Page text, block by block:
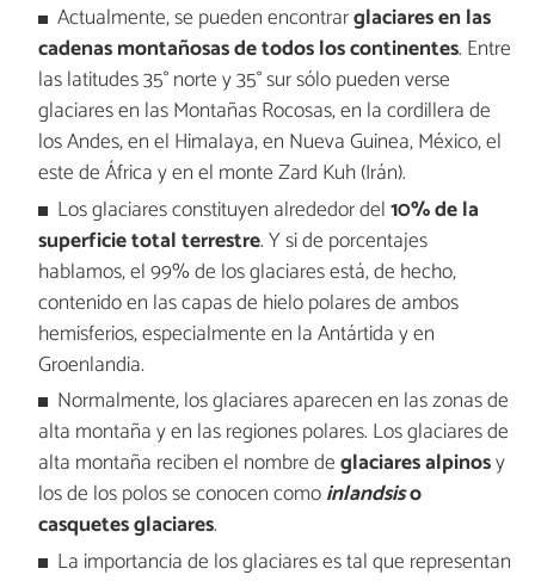
Actualmente, se pueden encontrarglaciares en las
cadenas montañosas de todos los continentes. Entre
las latitudes 35° norte y 35° sur sólo pueden verse
glaciares en las Montañas Rocosas, en la cordillera de
los Andes, en el Himalaya, en Nueva Guinea, México, el
este de África y en el monte Zard Kuh (Irán).
Los glaciares constituyen alrededor del10% de la
superficie total terrestre. Y si de porcentajes
hablamos, el 99% de los glaciares está, de hecho,
contenido en las capas de hielo polares de ambos
hemisferios, especialmente en la Antártida y en
Groenlandia.
Normalmente, los glaciares aparecen en las zonas de
alta montaña y en las regiones polares. Los glaciares de
alta montaña reciben el nombre deglaciares alpinosy
los de los polos se conocen comoinlandsiso
casquetes glaciares.
La importancia de los glaciares es tal que representan